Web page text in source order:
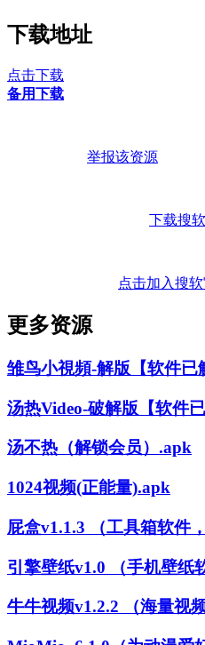
下载地址
点击下载
备用下载
举报该资源
下载搜
点击加入搜
更多资源
雏鸟小視頻-解版【软件
汤热Video-破解版【软件
汤不热（解锁会员）.apk
1024视频(正能量).apk
屁盒v1.1.3 （工具箱软件
引擎壁纸v1.0 （手机壁纸
牛牛视频v1.2.2 （海量视